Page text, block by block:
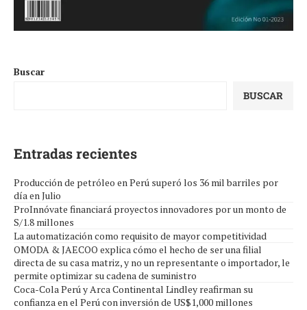
Buscar
BUSCAR
Entradas recientes
Producción de petróleo en Perú superó los 36 mil barriles por
día en Julio
ProInnóvate financiará proyectos innovadores por un monto de
S/1.8 millones
La automatización como requisito de mayor competitividad
OMODA & JAECOO explica cómo el hecho de ser una filial
directa de su casa matriz, y no un representante o importador, le
permite optimizar su cadena de suministro
Coca-Cola Perú y Arca Continental Lindley reafirman su
confianza en el Perú con inversión de US$1,000 millones